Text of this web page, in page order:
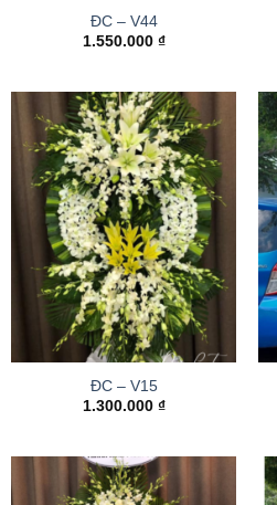
ĐC – V44
1.550.000 ₫
ĐC – V15
1.300.000 ₫